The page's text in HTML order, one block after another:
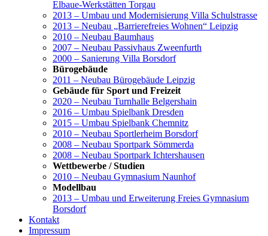
Elbaue-Werkstätten Torgau
2013 – Umbau und Modernisierung Villa Schulstrasse
2013 – Neubau „Barrierefreies Wohnen“ Leipzig
2010 – Neubau Baumhaus
2007 – Neubau Passivhaus Zweenfurth
2000 – Sanierung Villa Borsdorf
Bürogebäude
2011 – Neubau Bürogebäude Leipzig
Gebäude für Sport und Freizeit
2020 – Neubau Turnhalle Belgershain
2016 – Umbau Spielbank Dresden
2015 – Umbau Spielbank Chemnitz
2010 – Neubau Sportlerheim Borsdorf
2008 – Neubau Sportpark Sömmerda
2008 – Neubau Sportpark Ichtershausen
Wettbewerbe / Studien
2010 – Neubau Gymnasium Naunhof
Modellbau
2013 – Umbau und Erweiterung Freies Gymnasium
Borsdorf
Kontakt
Impressum